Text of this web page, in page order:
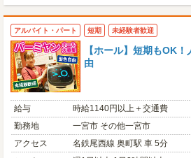
アルバイト・パート 短期 未経験者歓迎
【ホール】短期もOK
由
給与
時給1140円以上＋交通費
勤務地
一宮市 その他一宮市
アクセス
名鉄尾西線 奥町駅 車 5分